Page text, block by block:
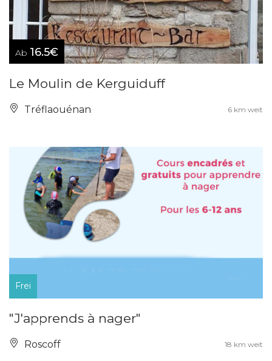
Ab 16.5€
Le Moulin de Kerguiduff
Tréflaouénan 6 km weit
Frei
"J'apprends à nager"
Roscoff 18 km weit